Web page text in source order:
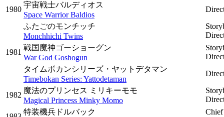
1980
宇宙戦士バルディオス
Space Warrior Baldios
ふたごのモンチッチ
Monchhichi Twins
1981
戦国魔神ゴーショーグン
War God Goshogun
タイムボカンシリーズ・ヤットデタマン
Timebokan Series: Yattodetaman
1982
魔法のプリンセス ミリキーモモ
Magical Princess Minky Momo
特装機兵ドルバック